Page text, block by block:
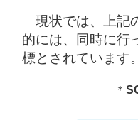
現状では、上記
的には、同時に行
標とされています
＊